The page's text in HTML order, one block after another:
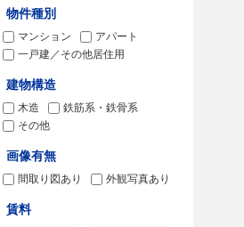
物件種別
マンション
アパート
一戸建／その他居住用
建物構造
木造
鉄筋系・鉄骨系
その他
画像有無
間取り図あり 外観写真あり
賃料